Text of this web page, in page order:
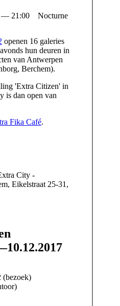
— 21:00 Nocturne
openen 16 galeries
hun deuren in
van Antwerpen
Berchem).
'Extra Citizen' in
is dan open van
Fika Café.
City -
Eikelstraat 25-31,
(bezoek)